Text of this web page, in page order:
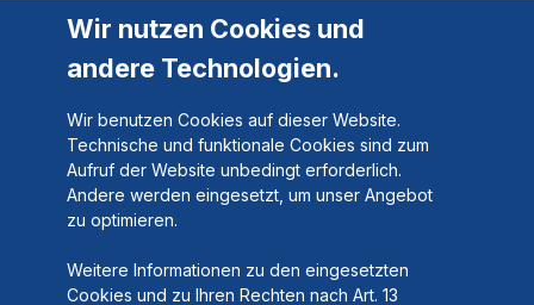
Wir nutzen Cookies und
andere Technologien.
Wir benutzen Cookies auf dieser Website.
Technische und funktionale Cookies sind zum
Aufruf der Website unbedingt erforderlich.
Andere werden eingesetzt, um unser Angebot
zu optimieren.
Weitere Informationen zu den eingesetzten
Cookies und zu Ihren Rechten nach Art. 13